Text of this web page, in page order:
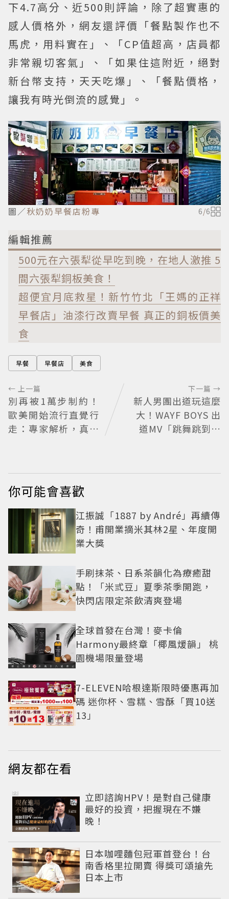
下4.7高分、近500則評論，除了超實惠的
感人價格外，網友還評價「餐點製作也不
馬虎，用料實在」、「CP值超高，店員都
非常親切客氣」、「如果住這附近，絕對
新台幣支持，天天吃爆」、「餐點價格，
讓我有時光倒流的感覺」。
圖／秋奶奶早餐店粉專 6/6
編輯推薦
500元在六張犁從早吃到晚，在地人激推 5
間六張犁銅板美食！
超便宜月底救星！新竹竹北「王媽的正祥
早餐店」油漆行改賣早餐 真正的銅板價美
食
早餐 早餐店 美食
← 上一篇
別再被1萬步制約！
歐美開始流行直覺行
走：專家解析，真正
下一篇 →
新人男團出道玩這麼
大！WAYF BOYS 出
道MV「跳舞跳到集
你可能會喜歡
江振誠「1887 by André」再續傳
奇！甫開業摘米其林2星、年度開
業大獎
手刷抹茶、日系茶韻化為療癒甜
點！「米弎豆」夏季茶季開跑，
快閃店限定茶飲清爽登場
全球首發在台灣！麥卡倫
Harmony最終章「椰風煖韻」 桃
園機場限量登場
7-ELEVEN哈根達斯限時優惠再加
碼 迷你杯、雪糕、雪酥「買10送
13」
網友都在看
立即諮詢HPV！是對自己健康
最好的投資，把握現在不嫌
晚！
PR
日本咖哩麵包冠軍首登台！台
南香格里拉開賣 得獎可頌搶先
日本上市